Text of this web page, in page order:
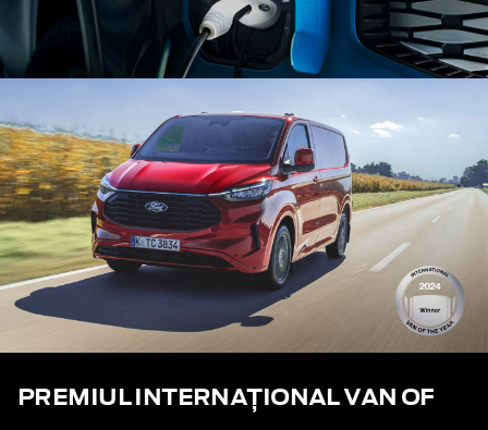
PREMIUL INTERNAȚIONAL VAN OF